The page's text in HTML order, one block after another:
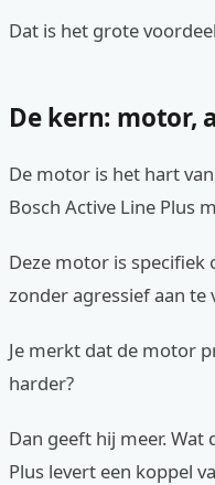
Dat is het grote
De kern: motor,
De motor is het hart
Bosch Active Line Plus
Deze motor is
zonder agressief aan te
Je merkt dat de motor
harder?
Dan geeft hij meer.
Plus levert een koppel